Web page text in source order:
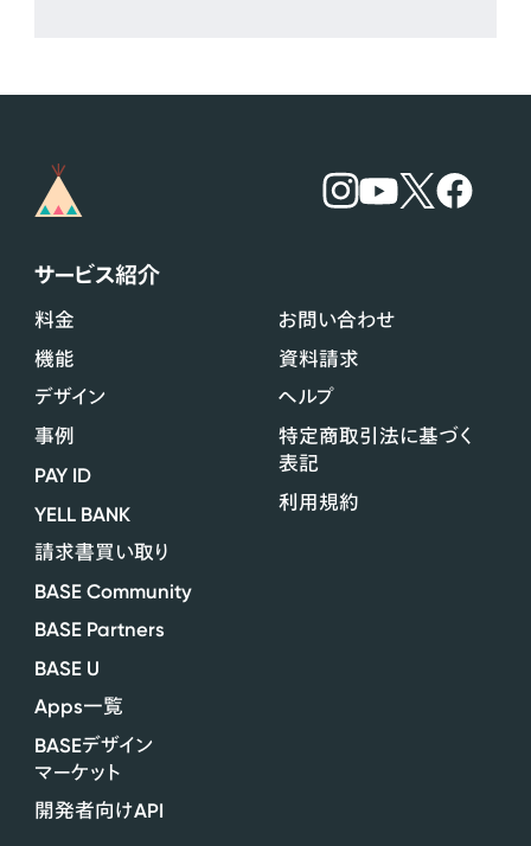
サービス紹介
料金
機能
デザイン
事例
PAY ID
YELL BANK
請求書買い取り
BASE Community
BASE Partners
BASE U
Apps一覧
BASEデザイン
マーケット
開発者向けAPI
お問い合わせ
資料請求
ヘルプ
特定商取引法に基づく
表記
利用規約